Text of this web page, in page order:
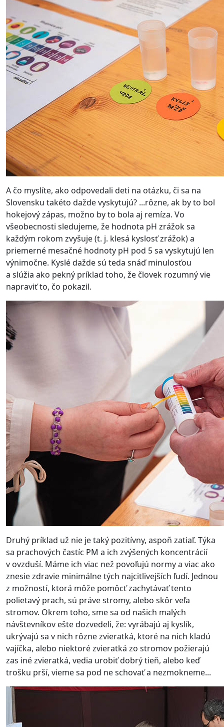
A čo myslíte, ako odpovedali deti na otázku, či sa na
Slovensku takéto dažde vyskytujú? ...rôzne, ak by to bol
hokejový zápas, možno by to bola aj remíza. Vo
všeobecnosti sledujeme, že hodnota pH zrážok sa
každým rokom zvyšuje (t. j. klesá kyslosť zrážok) a
priemerné mesačné hodnoty pH pod 5 sa vyskytujú len
výnimočne. Kyslé dažde sú teda snáď minulosťou
a slúžia ako pekný príklad toho, že človek rozumný vie
napraviť to, čo pokazil.
Druhý príklad už nie je taký pozitívny, aspoň zatiaľ. Týka
sa prachových častíc PM a ich zvýšených koncentrácií
v ovzduší. Máme ich viac než povoľujú normy a viac ako
znesie zdravie minimálne tých najcitlivejších ľudí. Jednou
z možností, ktorá môže pomôcť zachytávať tento
polietavý prach, sú práve stromy, alebo skôr veľa
stromov. Okrem toho, sme sa od našich malých
návštevníkov ešte dozvedeli, že: vyrábajú aj kyslík,
ukrývajú sa v nich rôzne zvieratká, ktoré na nich kladú
vajíčka, alebo niektoré zvieratká zo stromov požierajú
zas iné zvieratká, vedia urobiť dobrý tieň, alebo keď
trošku prší, vieme sa pod ne schovať a nezmokneme...